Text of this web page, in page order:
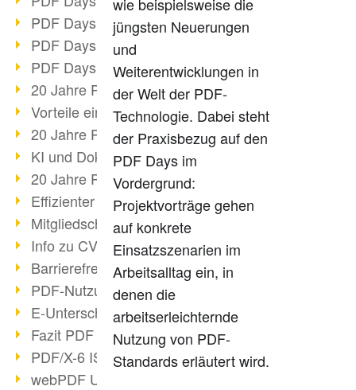
PDF Days 2022 Themenblock 2
PDF Days 2022 Themenblock 1
PDF Days Europe 2022
20 Jahre PDF/X (Teil 3)
Vorteile einer PDF-Businesslösung
20 Jahre PDF/X (Teil 2)
KI und Dokumenten-Management
20 Jahre PDF/X (Teil 1)
Effizienter Dokumenten Workflow
Mitgliedschaft PDF Association
Info zu CVE-2022-22965
Barrierefreiheit mehr als Inklusion
PDF-Nutzung durch Pandemie
E-Unterschriften für Verwaltung
Fazit PDF Days 2021
PDF/X-6 ISO-Norm
webPDF Update 8.0.0.2393
jüngsten Neuerungen
und
Weiterentwicklungen in
der Welt der PDF-
Technologie. Dabei steht
der Praxisbezug auf den
PDF Days im
Vordergrund:
Projektvorträge gehen
auf konkrete
Einsatzszenarien im
Arbeitsalltag ein, in
denen die
arbeitserleichternde
Nutzung von PDF-
Standards erläutert wird.